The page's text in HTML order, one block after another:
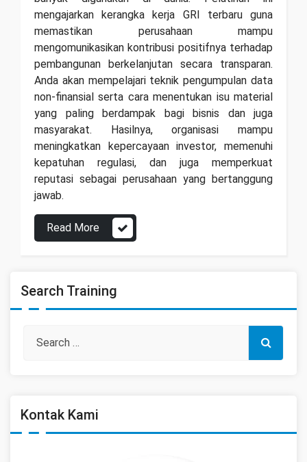
mengajarkan kerangka kerja GRI terbaru guna
memastikan perusahaan mampu
mengomunikasikan kontribusi positifnya terhadap
pembangunan berkelanjutan secara transparan.
Anda akan mempelajari teknik pengumpulan data
non-finansial serta cara menentukan isu material
yang paling berdampak bagi bisnis dan juga
masyarakat. Hasilnya, organisasi mampu
meningkatkan kepercayaan investor, memenuhi
kepatuhan regulasi, dan juga memperkuat
reputasi sebagai perusahaan yang bertanggung
jawab.
Read More
Search Training
Kontak Kami